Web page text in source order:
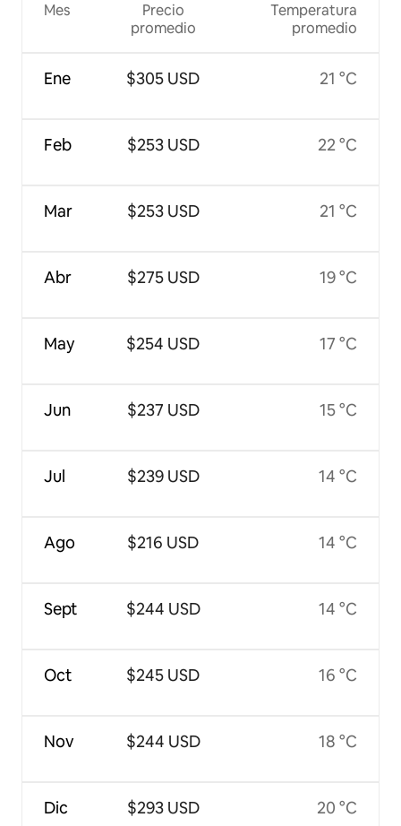
Mes
Ene
Feb
Mar
Abr
May
Jun
Jul
Ago
Sept
Oct
Nov
Dic
Precio
promedio
$305 USD
$253 USD
$253 USD
$275 USD
$254 USD
$237 USD
$239 USD
$216 USD
$244 USD
$245 USD
$244 USD
$293 USD
Temperatura
promedio
21 °C
22 °C
21 °C
19 °C
17 °C
15 °C
14 °C
14 °C
14 °C
16 °C
18 °C
20 °C